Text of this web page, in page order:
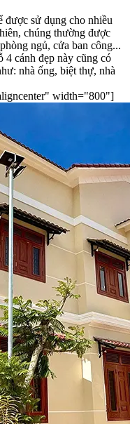
được sử dụng cho nhiều
chúng thường được
ngủ, cửa ban công...
4 cánh đẹp này cũng có
nhà ống, biệt thự, nhà
width="800"]